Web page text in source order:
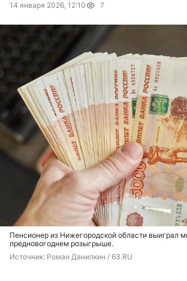
14 января 2026, 12:10 7
Пенсионер из Нижегородской области выиграл
предновогоднем розыгрыше.
Источник: Роман Данилкин / 63.RU